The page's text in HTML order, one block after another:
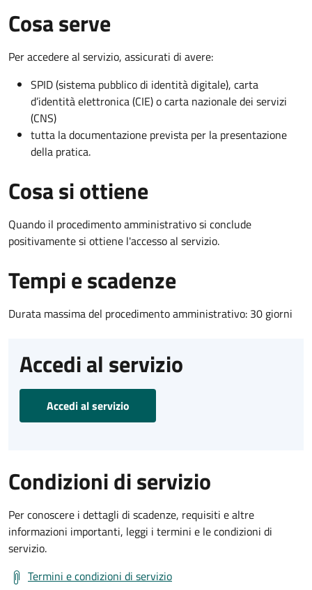
Cosa serve
Per accedere al servizio, assicurati di avere:
SPID (sistema pubblico di identità digitale), carta
d’identità elettronica (CIE) o carta nazionale dei servizi
(CNS)
tutta la documentazione prevista per la presentazione
della pratica.
Cosa si ottiene
Quando il procedimento amministrativo si conclude
positivamente si ottiene l'accesso al servizio.
Tempi e scadenze
Durata massima del procedimento amministrativo: 30 giorni
Accedi al servizio
Accedi al servizio
Condizioni di servizio
Per conoscere i dettagli di scadenze, requisiti e altre
informazioni importanti, leggi i termini e le condizioni di
servizio.
Termini e condizioni di servizio